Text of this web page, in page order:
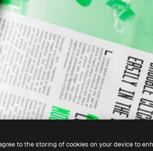
to the storing of cookies on your device to